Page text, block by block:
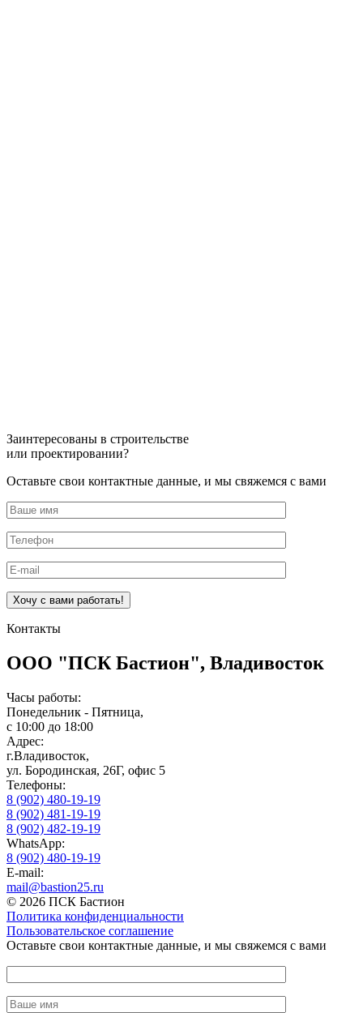
Заинтересованы в строительстве
или проектировании?
Оставьте свои контактные данные, и мы свяжемся с вами
Оставьте это поле пустым.
Контакты
ООО "ПСК Бастион", Владивосток
Часы работы:
Понедельник - Пятница,
с 10:00 до 18:00
Адрес:
г.Владивосток,
ул. Бородинская, 26Г, офис 5
Телефоны:
8 (902) 480-19-19
8 (902) 481-19-19
8 (902) 482-19-19
WhatsApp:
8 (902) 480-19-19
E-mail:
mail@bastion25.ru
© 2026 ПСК Бастион
Политика конфиденциальности
Пользовательское соглашение
Оставьте свои контактные данные, и мы свяжемся с вами